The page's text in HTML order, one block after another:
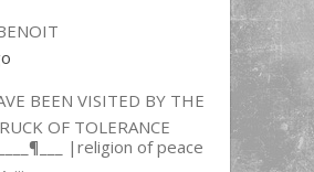
BEEN VISITED BY THE
OF TOLERANCE
|religion of peace